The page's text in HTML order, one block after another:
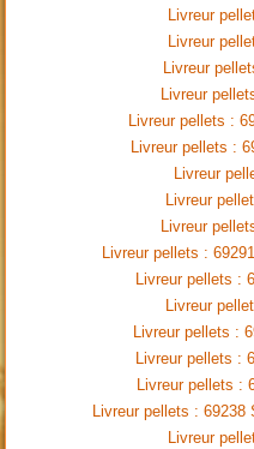
Livreur
Livreur
Livreur
Livreur
Livreur pellets :
Livreur pellets :
Livreur
Livreur
Livreur
Livreur pellets :
Livreur pellets :
Livreur
Livreur pellets :
Livreur pellets :
Livreur pellets :
Livreur pellets : 69238
Livreur